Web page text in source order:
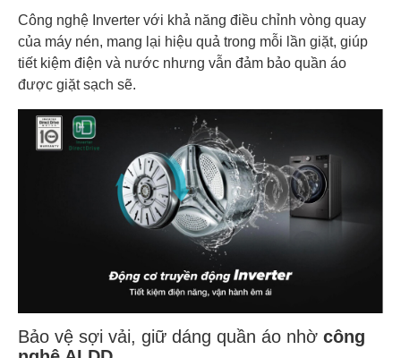
Công nghệ Inverter với khả năng điều chỉnh vòng quay
của máy nén, mang lại hiệu quả trong mỗi lần giặt, giúp
tiết kiệm điện và nước nhưng vẫn đảm bảo quần áo
được giặt sạch sẽ.
Bảo vệ sợi vải, giữ dáng quần áo nhờ công